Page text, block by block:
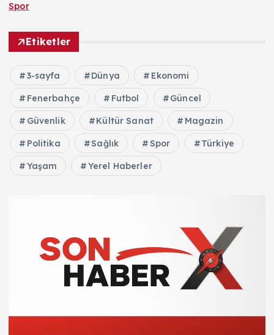
Spor
Etiketler
3-sayfa Dünya Ekonomi
Fenerbahçe Futbol Güncel
Güvenlik Kültür Sanat Magazin
Politika Sağlık Spor Türkiye
Yaşam Yerel Haberler